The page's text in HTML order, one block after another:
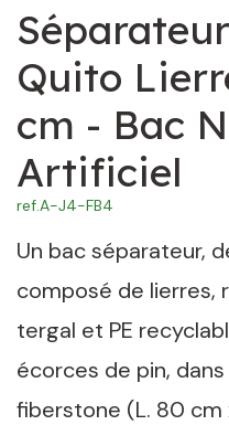
Quito
cm - Bac
Artificiel
ref.A-J4-FB4
Un bac séparateur,
composé de lierres,
tergal et PE
écorces de pin,
fiberstone (L. 80 cm